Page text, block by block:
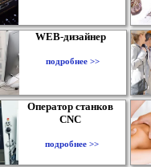
WEB-дизайнер
подробнее >>
Оператор станков
CNC
подробнее >>